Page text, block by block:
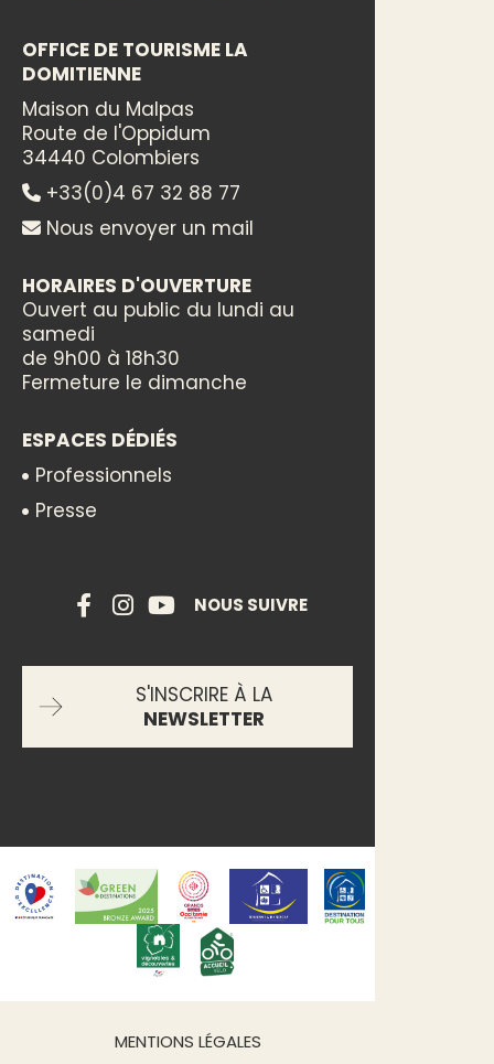
OFFICE DE TOURISME LA
DOMITIENNE
Maison du Malpas
Route de l'Oppidum
34440 Colombiers
+33(0)4 67 32 88 77
Nous envoyer un mail
HORAIRES D'OUVERTURE
Ouvert au public du lundi au
samedi
de 9h00 à 18h30
Fermeture le dimanche
ESPACES DÉDIÉS
Professionnels
Presse
NOUS SUIVRE
S'INSCRIRE À LA
NEWSLETTER
MENTIONS LÉGALES